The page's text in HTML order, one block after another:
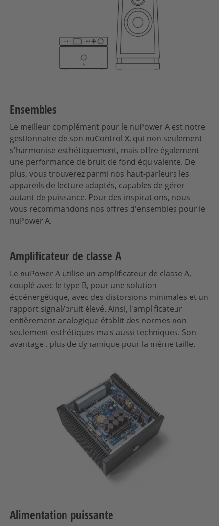
Ensembles
Le meilleur complément pour le nuPower A est notre
gestionnaire de son nuControl X, qui non seulement
s'harmonise esthétiquement, mais offre également
une performance de bruit de fond équivalente. De
plus, vous trouverez parmi nos haut-parleurs les
appareils de lecture adaptés, capables de gérer
autant de puissance. Pour des inspirations, nous
vous recommandons nos offres d'ensembles pour le
nuPower A.
Amplificateur de classe A
Le nuPower A utilise un amplificateur de classe A,
couplé avec le type B, pour une solution
écoénergétique, avec des distorsions minimales et un
rapport signal/bruit élevé. Ainsi, l'amplificateur
entièrement analogique établit des normes non
seulement esthétiques mais aussi techniques. Son
avantage : plus de dynamique pour la même taille.
Alimentation puissante